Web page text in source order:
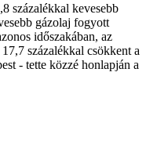
százalékkal kevesebb
gázolaj fogyott
időszakában, az
százalékkal csökkent a
- tette közzé honlapján a